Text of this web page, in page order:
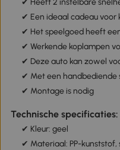
✔ Heeft 2 instelbare
✔ Een ideaal cadeau voor
✔ Het speelgoed heeft
✔ Werkende koplampen
✔ Deze auto kan zowel
✔ Met een handbediende
✔ Montage is nodig
Technische specificaties:
✔ Kleur: geel
✔ Materiaal: PP-kunststof,